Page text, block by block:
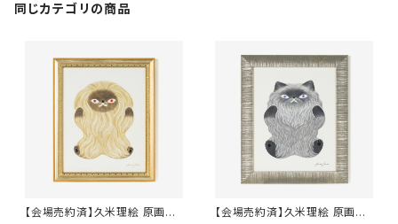
同じカテゴリの商品
【会場売約済】久米理絵 原画１
【会場売約済】久米理絵 原画２